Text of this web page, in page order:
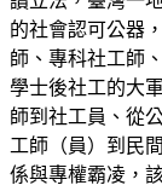
的社會認可公器
師、專科社工師
學士後社工的大
師到社工員、從
工師（員）到民
係與專權霸凌，